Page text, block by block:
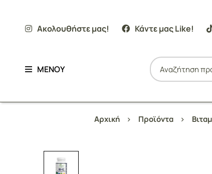
ΜΕΝΟΥ
Ακολουθήστε μας! Κάντε μας Like!
Αρχική Προϊόντα